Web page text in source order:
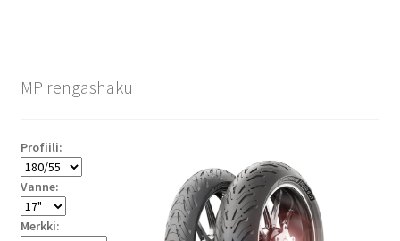
MP rengashaku
Profiili:
Vanne:
Merkki: